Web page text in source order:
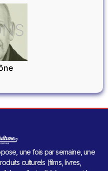
une fois par semaine, une
culturels (films, livres,